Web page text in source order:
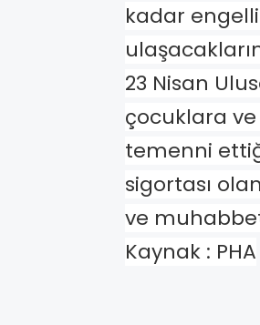
kadar engelli
23 Nisan
çocuklara
temenni
sigortası
ve
Kaynak : PHA